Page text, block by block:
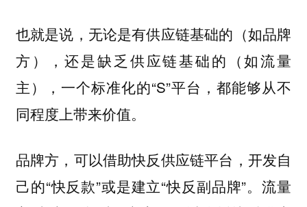
也就是说，无论是有供应链基础的（如品牌
方），还是缺乏供应链基础的（如流量
主），一个标准化的“S”平台，都能够从不
同程度上带来价值。
品牌方，可以借助快反供应链平台，开发自
己的“快反款”或是建立“快反副品牌”。流量